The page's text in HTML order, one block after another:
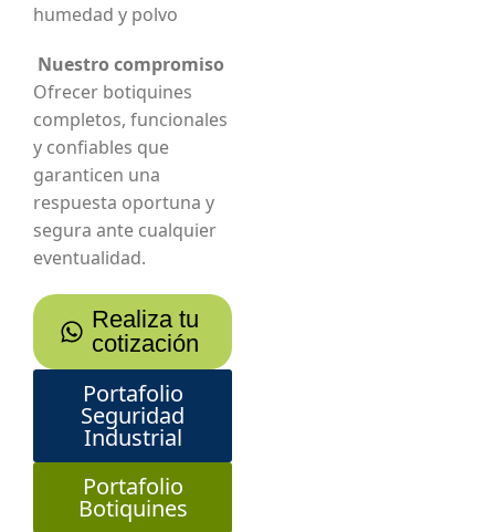
humedad y polvo
Nuestro compromiso
Ofrecer botiquines
completos, funcionales
y confiables que
garanticen una
respuesta oportuna y
segura ante cualquier
eventualidad.
Realiza tu
cotización
Portafolio
Seguridad
Industrial
Portafolio
Botiquines